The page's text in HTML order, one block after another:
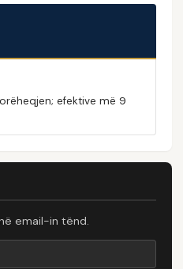
efektive më 9
email-in tënd.